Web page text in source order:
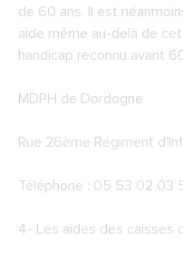
de 60 ans. Il est
aide même au-delà de
handicap reconnu avant
MDPH de Dordogne
Rue 26ème Régiment
Téléphone : 05 53 02 03
4- Les aides des caisses